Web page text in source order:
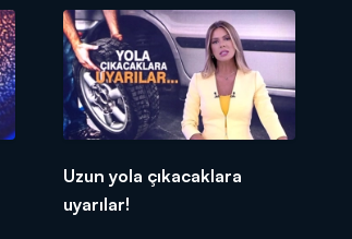
Uzun yola çıkacaklara
uyarılar!